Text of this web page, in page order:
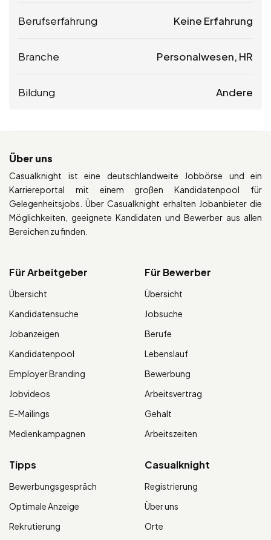
Berufserfahrung Keine Erfahrung
Branche Personalwesen, HR
Bildung Andere
Über uns
Casualknight ist eine deutschlandweite Jobbörse und ein
Karriereportal mit einem großen Kandidatenpool für
Gelegenheitsjobs. Über Casualknight erhalten Jobanbieter die
Möglichkeiten, geeignete Kandidaten und Bewerber aus allen
Bereichen zu finden.
Für Arbeitgeber
Übersicht
Kandidatensuche
Jobanzeigen
Kandidatenpool
Employer Branding
Jobvideos
E-Mailings
Medienkampagnen
Für Bewerber
Übersicht
Jobsuche
Berufe
Lebenslauf
Bewerbung
Arbeitsvertrag
Gehalt
Arbeitszeiten
Tipps
Bewerbungsgespräch
Optimale Anzeige
Rekrutierung
Casualknight
Registrierung
Über uns
Orte